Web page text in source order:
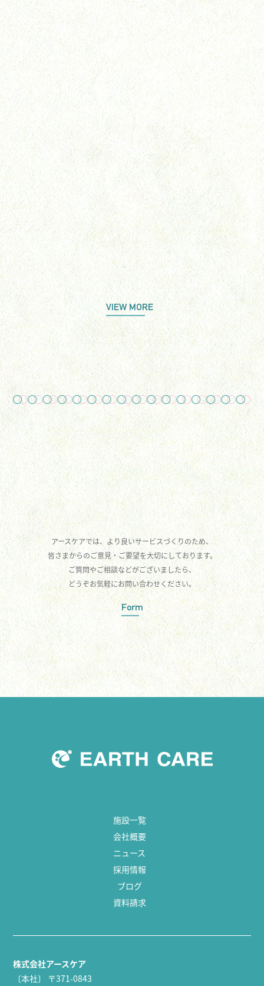
VIEW MORE
アースケアでは、より良いサービスづくりのため、
皆さまからのご意見・ご要望を大切にしております。
ご質問やご相談などがございましたら、
どうぞお気軽にお問い合わせください。
Form
施設一覧
会社概要
ニュース
採用情報
ブログ
資料請求
株式会社アースケア
〔本社〕
〒371-0843